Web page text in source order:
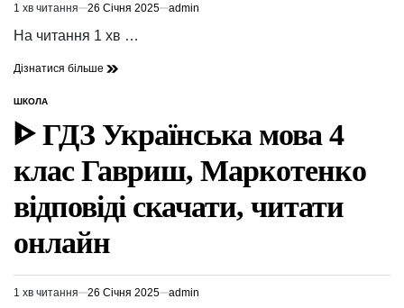
Орієнтовний
час
1 хв читання 26 Січня 2025 admin
На читання 1 хв …
Дізнатися більше
ОПУБЛІКУВАТИ
У
ШКОЛА
ᐈ ГДЗ Українська мова 4
клас Гавриш, Маркотенко
відповіді скачати, читати
онлайн
Орієнтовний
1 хв читання 26 Січня 2025 admin